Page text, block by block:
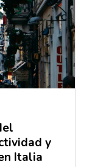
y
Italia